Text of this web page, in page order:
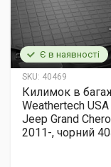
Є в наявності
SKU: 40469
Килимок в
Weathertech
Jeep Grand
2011-, чорний